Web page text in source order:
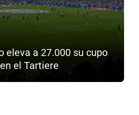
eleva a 27.000 su cupo
el Tartiere